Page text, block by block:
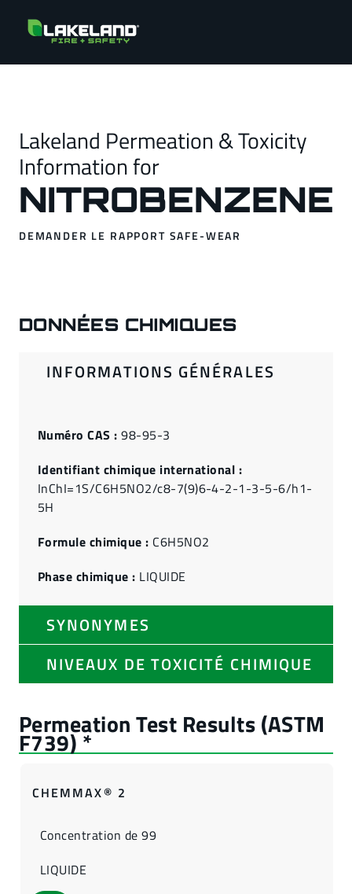
Lakeland Permeation & Toxicity
Information for
NITROBENZENE
DEMANDER LE RAPPORT SAFE-WEAR
DONNÉES CHIMIQUES
INFORMATIONS GÉNÉRALES
SYNONYMES
NIVEAUX DE TOXICITÉ CHIMIQUE
Numéro CAS : 98-95-3
Identifiant chimique international :
InChI=1S/C6H5NO2/c8-7(9)6-4-2-1-3-5-6/h1-
5H
Formule chimique : C6H5NO2
Phase chimique : LIQUIDE
CHEMMAX® 2
Concentration de 99
LIQUIDE